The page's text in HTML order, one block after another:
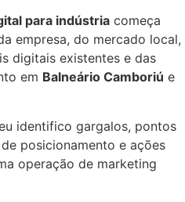
para indústria começa
empresa, do mercado local,
digitais existentes e das
em Balneário Camboriú e
identifico gargalos, pontos
posicionamento e ações
operação de marketing